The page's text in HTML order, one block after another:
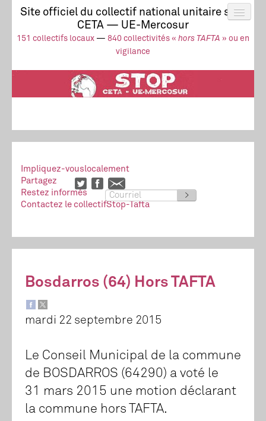
Site officiel du collectif national unitaire stop
CETA — UE-Mercosur
151 collectifs locaux — 840 collectivités « hors TAFTA » ou en
vigilance
Actus
UE-Mercosur
Stop à l’impunité !
TAFTA
CETA
Collectif
Impliquez-vouslocalement
Partagez
Restez informés
>
Contactez le collectifStop-Tafta
Bosdarros (64) Hors TAFTA
mardi 22 septembre 2015
Le Conseil Municipal de la commune
de BOSDARROS (64290) a voté le
31 mars 2015 une motion déclarant
la commune hors TAFTA.